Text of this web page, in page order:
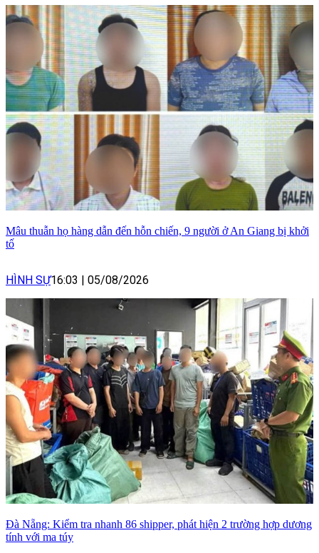
Mâu thuẫn họ hàng dẫn đến hỗn chiến, 9 người ở An Giang bị khởi
tố
HÌNH SỰ16:03 | 05/08/2026
Đà Nẵng: Kiểm tra nhanh 86 shipper, phát hiện 2 trường hợp dương
tính với ma túy